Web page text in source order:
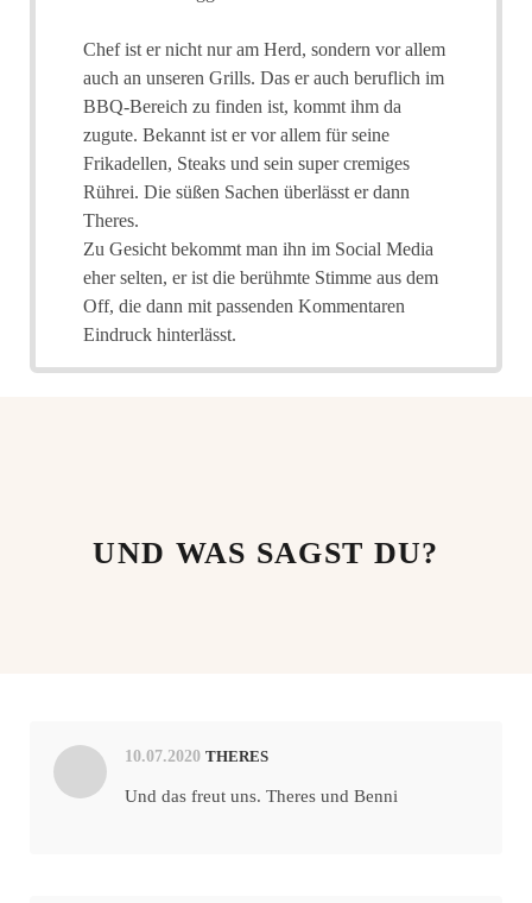
Chef ist er nicht nur am Herd, sondern vor allem
auch an unseren Grills. Das er auch beruflich im
BBQ-Bereich zu finden ist, kommt ihm da
zugute. Bekannt ist er vor allem für seine
Frikadellen, Steaks und sein super cremiges
Rührei. Die süßen Sachen überlässt er dann
Theres.
Zu Gesicht bekommt man ihn im Social Media
eher selten, er ist die berühmte Stimme aus dem
Off, die dann mit passenden Kommentaren
Eindruck hinterlässt.
UND WAS SAGST DU?
10.07.2020 THERES
Und das freut uns. Theres und Benni